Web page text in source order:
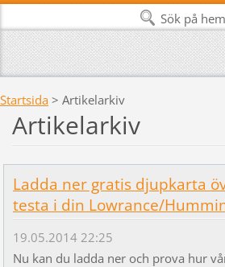
Startsida > Artikelarkiv
Artikelarkiv
Ladda ner gratis djupkarta
testa i din Lowrance/
19.05.2014 22:25
Nu kan du ladda ner och prova hur
Sök på